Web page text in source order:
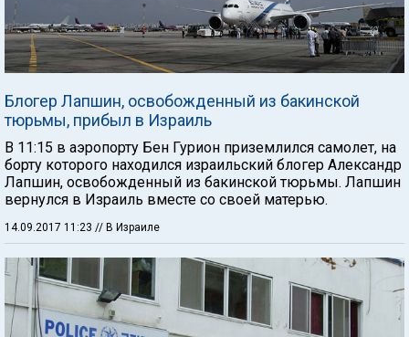
Блогер Лапшин, освобожденный из бакинской
тюрьмы, прибыл в Израиль
В 11:15 в аэропорту Бен Гурион приземлился самолет, на
борту которого находился израильский блогер Александр
Лапшин, освобожденный из бакинской тюрьмы. Лапшин
вернулся в Израиль вместе со своей матерью.
14.09.2017 11:23 // В Израиле